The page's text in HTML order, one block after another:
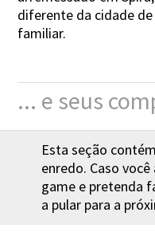
diferente da cidade
familiar.
... e seus
Esta seção
enredo. Caso
game e pretenda
a pular para a